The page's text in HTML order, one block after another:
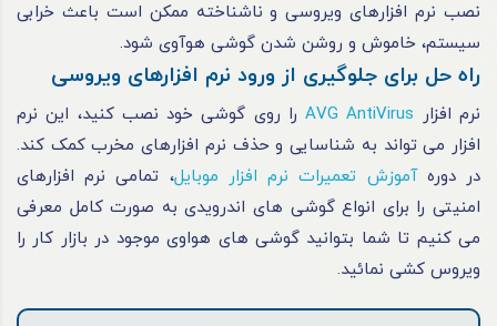
نصب نرم ‌افزارهای ویروسی و ناشناخته ممکن است باعث خرابی
سیستم، خاموش و روشن شدن گوشی هوآوی شود.
راه حل برای جلوگیری از ورود نرم افزارهای ویروسی
نرم‌ افزار AVG AntiVirusرا روی گوشی خود نصب کنید، این نرم
‌افزار می ‌تواند به شناسایی و حذف نرم ‌افزارهای مخرب کمک کند.
در دورهآموزش تعمیرات نرم افزار موبایل، تمامی نرم‌ افزارهای
امنیتی را برای انواع گوشی های اندرویدی به صورت کامل معرفی
می کنیم تا شما بتوانید گوشی های هواوی موجود در بازار کار را
ویروس کشی نمائید.